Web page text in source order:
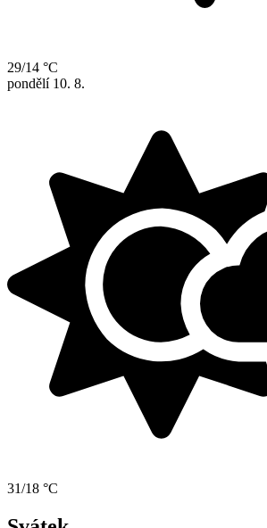
29/14 °C
pondělí 10. 8.
31/18 °C